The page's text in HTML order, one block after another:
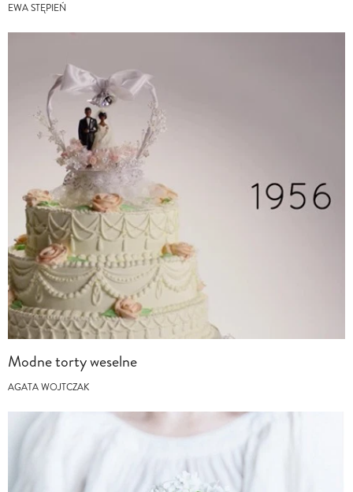
EWA STĘPIEŃ
Modne torty weselne
AGATA WOJTCZAK